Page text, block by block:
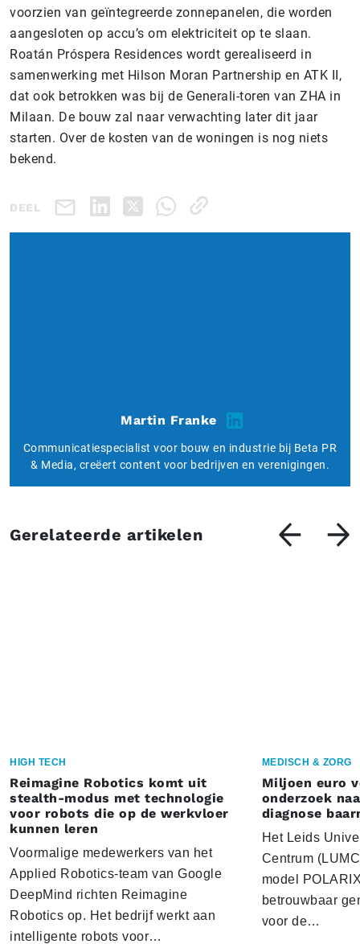
voorzien van geïntegreerde zonnepanelen, die worden
aangesloten op accu’s om elektriciteit op te slaan.
Roatán Próspera Residences wordt gerealiseerd in
samenwerking met Hilson Moran Partnership en ATK II,
dat ook betrokken was bij de Generali-toren van ZHA in
Milaan. De bouw zal naar verwachting later dit jaar
starten. Over de kosten van de woningen is nog niets
bekend.
DEEL
Martin Franke
Communicatiespecialist voor bouw en industrie bij Beta PR
& Media, creëert content voor bedrijven en verenigingen.
Gerelateerde artikelen
HIGH TECH
Reimagine Robotics komt uit
stealth-modus met technologie
voor robots die op de werkvloer
kunnen leren
Voormalige medewerkers van het
Applied Robotics-team van Google
DeepMind richten Reimagine
Robotics op. Het bedrijf werkt aan
intelligente robots voor…
MEDISCH & ZORG
Miljoen euro
onderzoek
diagnose
Het Leids
Centrum
model
betrouwbaar
voor de…